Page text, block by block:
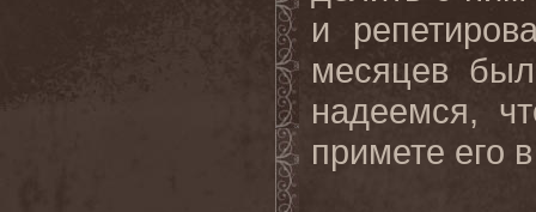
и
месяцев
надеемся,
примете его